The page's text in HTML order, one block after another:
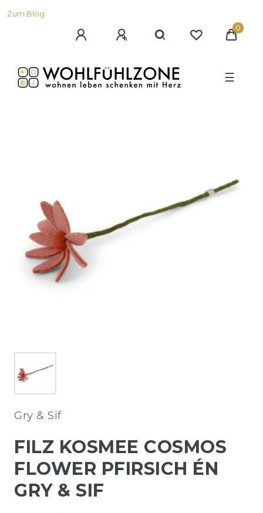
Zum Blog
0
☰
Gry & Sif
FILZ KOSMEE COSMOS
FLOWER PFIRSICH ÉN
GRY & SIF